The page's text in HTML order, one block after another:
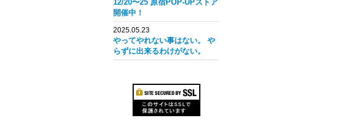
12/20〜25 原宿POP-UPストア
開催中！
2025.05.23
やってやれない事はない。 や
らずに出来るわけがない。